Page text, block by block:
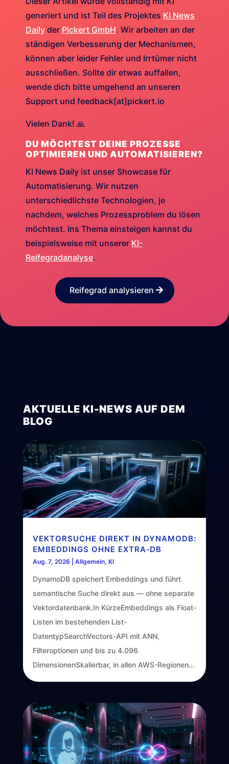
generiert und ist Teil des Projektes KI News
Daily der Pickert GmbH. Wir arbeiten an der
ständigen Verbesserung der Mechanismen,
können aber leider Fehler und Irrtümer nicht
ausschließen. Sollte dir etwas auffallen,
wende dich bitte umgehend an unseren
Support und feedback[at]pickert.io
Vielen Dank! 🙏
DU MÖCHTEST DEINE PROZESSE
OPTIMIEREN UND AUTOMATISIEREN?
KI News Daily ist unser Showcase für
Automatisierung. Wir nutzen
unterschiedlichste Technologien, je
nachdem, welches Prozessproblem du lösen
möchtest. Ins Thema einsteigen kannst du
beispielsweise mit unserer KI-
Reifegradanalyse.
Reifegrad analysieren
AKTUELLE KI-NEWS AUF DEM
BLOG
VEKTORSUCHE DIREKT IN DYNAMODB:
EMBEDDINGS OHNE EXTRA‑DB
Aug. 7, 2026 Allgemein, KI
DynamoDB speichert Embeddings und führt
semantische Suche direkt aus — ohne separate
Vektordatenbank.In KürzeEmbeddings als Float-
Listen im bestehenden List-
DatentypSearchVectors-API mit ANN,
Filteroptionen und bis zu 4.096
DimensionenSkalierbar, in allen AWS-Regionen...